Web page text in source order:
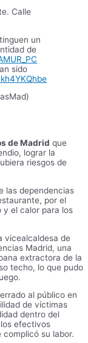
Calle
un
de
sido
de Madrid que
lograr la
riesgos de
las dependencias
por el
y el calor para los
vicealcaldesa de
Madrid, una
extractora de la
techo, lo que pudo
al público en
de víctimas
dentro del
efectivos
complicó su labor.